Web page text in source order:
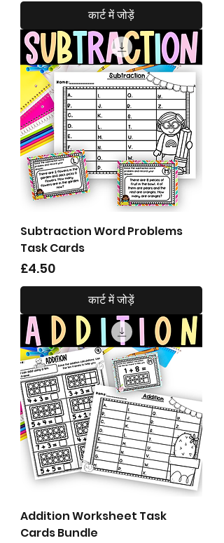
कार्ट में जोड़ें
Subtraction Word Problems
Task Cards
मूल्य
£4.50
कार्ट में जोड़ें
Addition Worksheet Task
Cards Bundle